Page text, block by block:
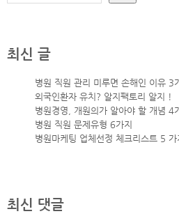
최신 글
병원 직원 관리 미루면 손해인 이유 3
외국인환자 유치? 알지팩토리 알지 !
병원경영, 개원의가 알아야 할 개념 4
병원 직원 문제유형 6가지
병원마케팅 업체선정 체크리스트 5 가
최신 댓글